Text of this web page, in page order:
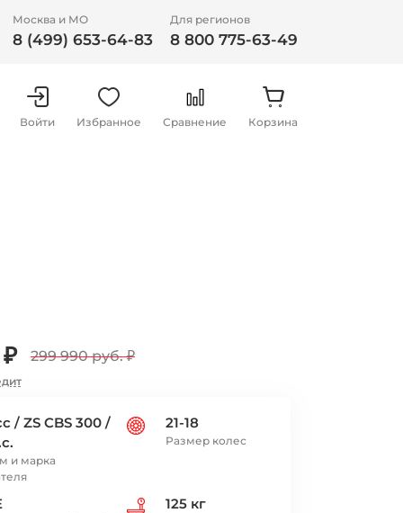
Москва и МО
8 (499) 653-64-83
Для регионов
8 800 775-63-49
Войти Избранное Сравнение Корзина
299 990 руб.₽
/ ZS CBS 300 /
и марка
21-18
Размер колес
125 кг